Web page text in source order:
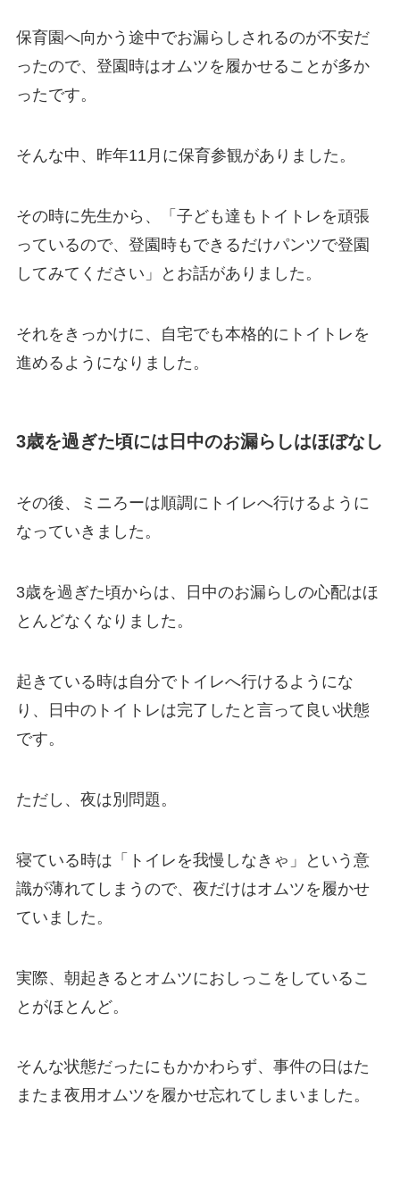
保育園へ向かう途中でお漏らしされるのが不安だ
ったので、登園時はオムツを履かせることが多か
ったです。
そんな中、昨年11月に保育参観がありました。
その時に先生から、「子ども達もトイトレを頑張
っているので、登園時もできるだけパンツで登園
してみてください」とお話がありました。
それをきっかけに、自宅でも本格的にトイトレを
進めるようになりました。
3歳を過ぎた頃には日中のお漏らしはほぼなし
その後、ミニろーは順調にトイレへ行けるように
なっていきました。
3歳を過ぎた頃からは、日中のお漏らしの心配はほ
とんどなくなりました。
起きている時は自分でトイレへ行けるようにな
り、日中のトイトレは完了したと言って良い状態
です。
ただし、夜は別問題。
寝ている時は「トイレを我慢しなきゃ」という意
識が薄れてしまうので、夜だけはオムツを履かせ
ていました。
実際、朝起きるとオムツにおしっこをしているこ
とがほとんど。
そんな状態だったにもかかわらず、事件の日はた
またま夜用オムツを履かせ忘れてしまいました。